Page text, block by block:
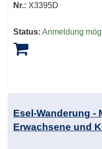
Nr.: X3395D
Status: Anmeldung
Esel-Wanderung -
Erwachsene und